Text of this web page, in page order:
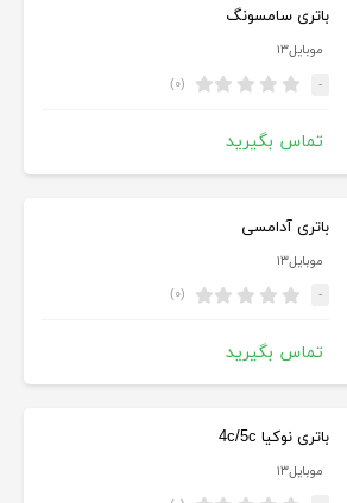
باتری سامسونگ
موبایل۱۳
- (۰)
تماس بگیرید
باتری آدامسی
موبایل۱۳
- (۰)
تماس بگیرید
باتری نوکیا 4c/5c
موبایل۱۳